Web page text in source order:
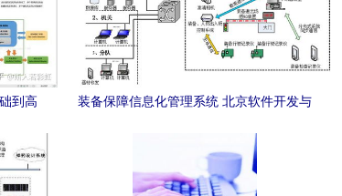
到高
装备保障信息化管理系统 北京软件开发与